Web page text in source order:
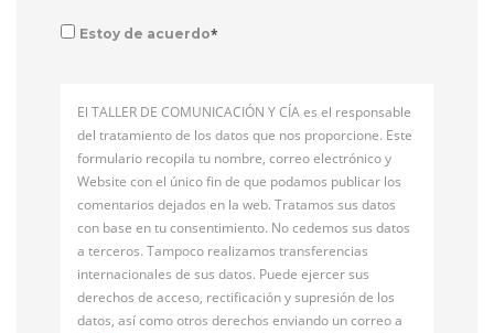
Estoy de acuerdo*
El TALLER DE COMUNICACIÓN Y CÍA es el responsable
del tratamiento de los datos que nos proporcione. Este
formulario recopila tu nombre, correo electrónico y
Website con el único fin de que podamos publicar los
comentarios dejados en la web. Tratamos sus datos
con base en tu consentimiento. No cedemos sus datos
a terceros. Tampoco realizamos transferencias
internacionales de sus datos. Puede ejercer sus
derechos de acceso, rectificación y supresión de los
datos, así como otros derechos enviando un correo a